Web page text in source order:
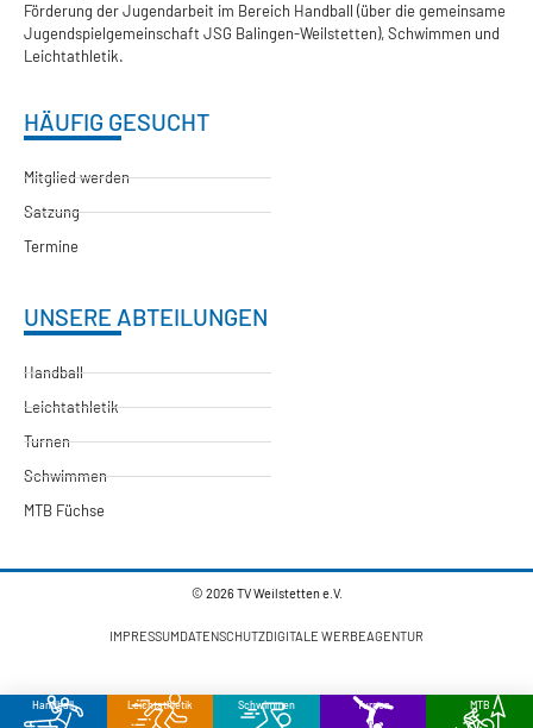
Förderung der Jugendarbeit im Bereich Handball (über die gemeinsame
Jugendspielgemeinschaft JSG Balingen-Weilstetten), Schwimmen und
Leichtathletik.
HÄUFIG GESUCHT
Mitglied werden
Satzung
Termine
UNSERE ABTEILUNGEN
Handball
Leichtathletik
Turnen
Schwimmen
MTB Füchse
© 2026 TV Weilstetten e.V.
IMPRESSUMDATENSCHUTZDIGITALE WERBEAGENTUR
Handball Leichtathletik Schwimmen Turnen MTB